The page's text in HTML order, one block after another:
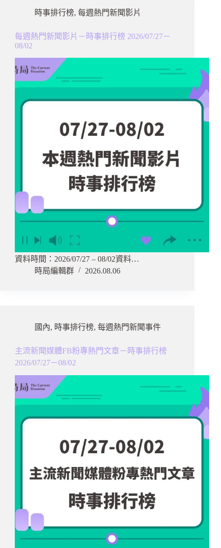
時事排行榜, 每週熱門新聞影片
每週熱門新聞影片－時事排行榜 2026/07/27－
08/02
資料時間：2026/07/27 – 08/02資料…
時局編輯群
2026.08.06
國內, 時事排行榜, 每週熱門新聞事件
主流新聞媒體FB粉專熱門文章－時事排行榜
2026/07/27－08/02